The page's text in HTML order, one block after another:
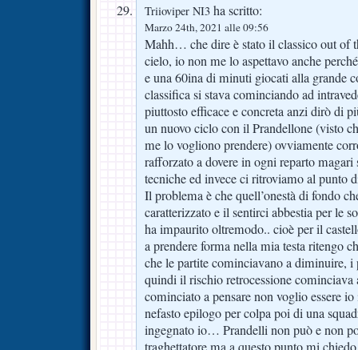
Triioviper NI3 ha scritto:
Marzo 24th, 2021 alle 09:56
Mahh… che dire è stato il classico out of
cielo, io non me lo aspettavo anche
e una 60ina di minuti giocati alla grande
classifica si stava cominciando ad
piuttosto efficace e concreta anzi dirò di
un nuovo ciclo con il Prandellone (visto
me lo vogliono prendere) ovviamente
rafforzato a dovere in ogni reparto
tecniche ed invece ci ritroviamo al punto
Il problema è che quell’onestà di fondo
caratterizzato e il sentirci abbestia per le
ha impaurito oltremodo.. cioè per il
a prendere forma nella mia testa ritengo
che le partite cominciavano a diminuire,
quindi il rischio retrocessione cominciava
cominciato a pensare non voglio essere
nefasto epilogo per colpa poi di una
ingegnato io… Prandelli non può e non
traghettatore ma a questo punto mi